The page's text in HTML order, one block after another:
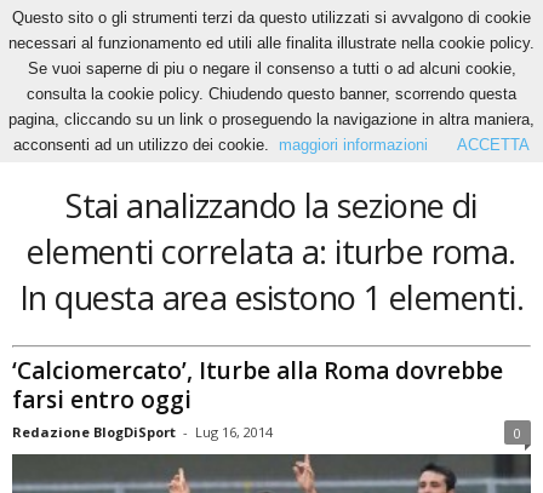
Home Tags Iturbe roma
iturbe roma
Stai analizzando la sezione di
elementi correlata a: iturbe roma.
In questa area esistono 1 elementi.
‘Calciomercato’, Iturbe alla Roma dovrebbe
farsi entro oggi
Redazione BlogDiSport - Lug 16, 2014 0
Questo sito o gli strumenti terzi da questo utilizzati si avvalgono di cookie
necessari al funzionamento ed utili alle finalita illustrate nella cookie policy.
Se vuoi saperne di piu o negare il consenso a tutti o ad alcuni cookie,
consulta la cookie policy. Chiudendo questo banner, scorrendo questa
pagina, cliccando su un link o proseguendo la navigazione in altra maniera,
acconsenti ad un utilizzo dei cookie.
maggiori informazioni ACCETTA